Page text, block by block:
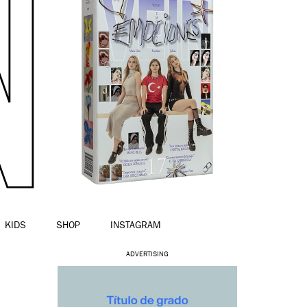
KIDS SHOP INSTAGRAM
ADVERTISING